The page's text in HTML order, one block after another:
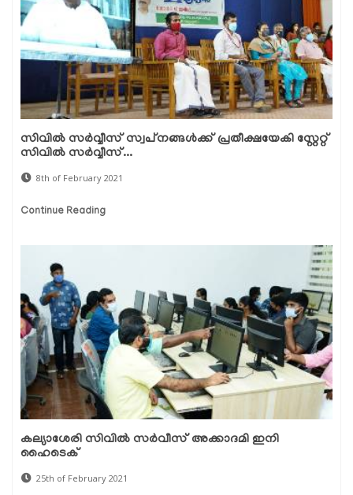
സിവില്‍ സര്‍വ്വീസ് സ്വപ്‌നങ്ങള്‍ക്ക് പ്രതീക്ഷയേകി സ്റ്റേറ്റ്
സിവില്‍ സര്‍വ്വീസ്...
8th of February 2021
Continue Reading
കല്യാശേരി സിവില്‍ സര്‍വീസ് അക്കാദമി ഇനി
ഹൈടെക്
25th of February 2021